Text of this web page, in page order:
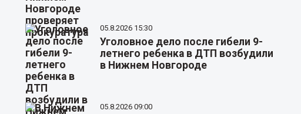
05.8.2026 15:30
Уголовное дело после гибели 9-
летнего ребенка в ДТП возбудили
в Нижнем Новгороде
05.8.2026 09:00